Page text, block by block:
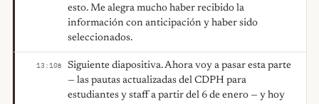
esto. Me alegra mucho haber recibido la
información con anticipación y haber sido
seleccionados.
13:10B
Siguiente diapositiva. Ahora voy a pasar esta parte
— las pautas actualizadas del CDPH para
estudiantes y staff a partir del 6 de enero — y hoy